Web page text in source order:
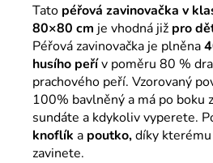
Tato péřová zavinovačka v
80×80 cm je vhodná již pro
Péřová zavinovačka je plněna
husího peřív poměru 80 %
prachového peří. Vzorovaný
100% bavlněný a má po boku
sundáte a kdykoliv vyperete.
knoflík a poutko,díky
zavinete.